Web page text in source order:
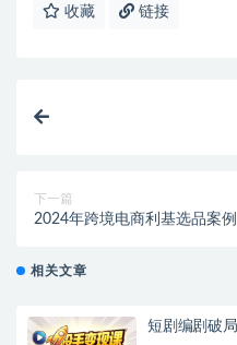
收藏 链接
下一篇
2024年跨境电商利基选品案例
相关文章
短剧编剧破